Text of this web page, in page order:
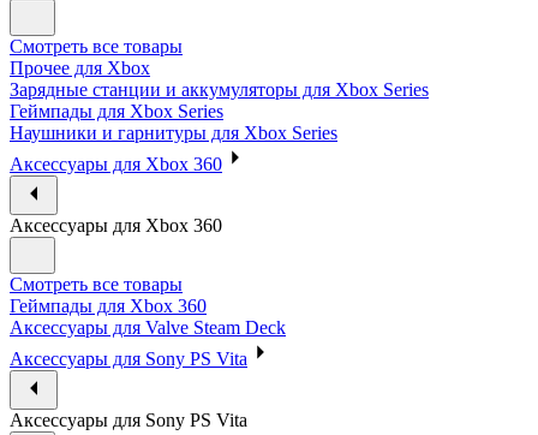
Смотреть все товары
Прочее для Xbox
Зарядные станции и аккумуляторы для Xbox Series
Геймпады для Xbox Series
Наушники и гарнитуры для Xbox Series
Аксессуары для Xbox 360
Аксессуары для Xbox 360
Смотреть все товары
Геймпады для Xbox 360
Аксессуары для Valve Steam Deck
Аксессуары для Sony PS Vita
Аксессуары для Sony PS Vita